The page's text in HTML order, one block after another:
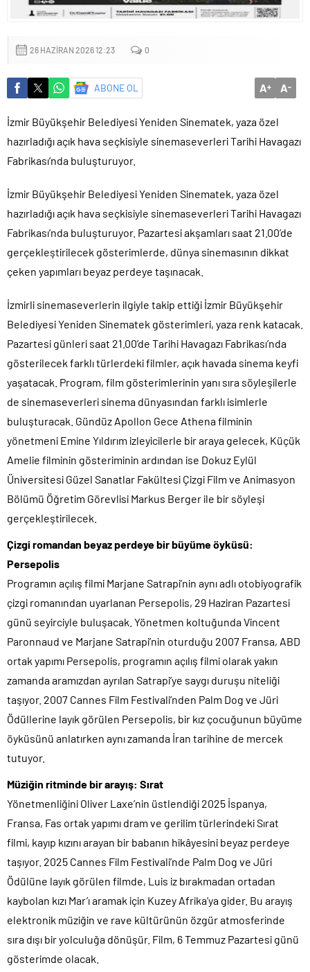
26 HAZIRAN 2026 12:23 0
ABONE OL A+ A-
İzmir Büyükşehir Belediyesi Yeniden Sinematek, yaza özel
hazırladığı açık hava seçkisiyle sinemaseverleri Tarihi Havagazı
Fabrikası’nda buluşturuyor.
İzmir Büyükşehir Belediyesi Yeniden Sinematek, yaza özel
hazırladığı açık hava seçkisiyle sinemaseverleri Tarihi Havagazı
Fabrikası’nda buluşturuyor. Pazartesi akşamları saat 21.00’de
gerçekleştirilecek gösterimlerde, dünya sinemasının dikkat
çeken yapımları beyaz perdeye taşınacak.
İzmirli sinemaseverlerin ilgiyle takip ettiği İzmir Büyükşehir
Belediyesi Yeniden Sinematek gösterimleri, yaza renk katacak.
Pazartesi günleri saat 21.00’de Tarihi Havagazı Fabrikası’nda
gösterilecek farklı türlerdeki filmler, açık havada sinema keyfi
yaşatacak. Program, film gösterimlerinin yanı sıra söyleşilerle
de sinemaseverleri sinema dünyasından farklı isimlerle
buluşturacak. Gündüz Apollon Gece Athena filminin
yönetmeni Emine Yıldırım izleyicilerle bir araya gelecek, Küçük
Amelie filminin gösteriminin ardından ise Dokuz Eylül
Üniversitesi Güzel Sanatlar Fakültesi Çizgi Film ve Animasyon
Bölümü Öğretim Görevlisi Markus Berger ile bir söyleşi
gerçekleştirilecek.
Çizgi romandan beyaz perdeye bir büyüme öyküsü:
Persepolis
Programın açılış filmi Marjane Satrapi’nin aynı adlı otobiyografik
çizgi romanından uyarlanan Persepolis, 29 Haziran Pazartesi
günü seyirciyle buluşacak. Yönetmen koltuğunda Vincent
Paronnaud ve Marjane Satrapi’nin oturduğu 2007 Fransa, ABD
ortak yapımı Persepolis, programın açılış filmi olarak yakın
zamanda aramızdan ayrılan Satrapi’ye saygı duruşu niteliği
taşıyor. 2007 Cannes Film Festivali’nden Palm Dog ve Jüri
Ödüllerine layık görülen Persepolis, bir kız çocuğunun büyüme
öyküsünü anlatırken aynı zamanda İran tarihine de mercek
tutuyor.
Müziğin ritminde bir arayış: Sırat
Yönetmenliğini Oliver Laxe’nin üstlendiği 2025 İspanya,
Fransa, Fas ortak yapımı dram ve gerilim türlerindeki Sırat
filmi, kayıp kızını arayan bir babanın hikâyesini beyaz perdeye
taşıyor. 2025 Cannes Film Festivali’nde Palm Dog ve Jüri
Ödülüne layık görülen filmde, Luis iz bırakmadan ortadan
kaybolan kızı Mar’ı aramak için Kuzey Afrika’ya gider. Bu arayış
elektronik müziğin ve rave kültürünün özgür atmosferinde
sıra dışı bir yolculuğa dönüşür. Film, 6 Temmuz Pazartesi günü
gösterimde olacak.